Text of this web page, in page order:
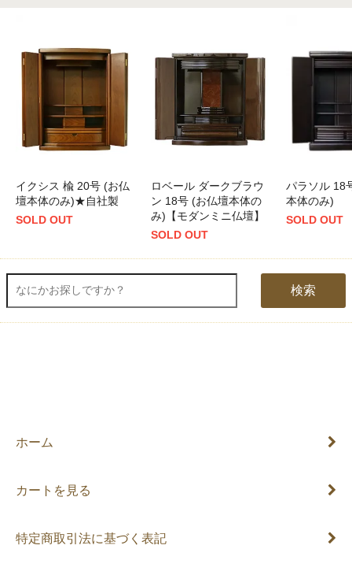
イクシス 楡 20号 (お仏
壇本体のみ)★自社製
SOLD OUT
ロベール ダークブラウ
ン 18号 (お仏壇本体の
み)【モダンミニ仏壇】
SOLD OUT
パラソル 18
本体のみ)
SOLD OUT
検索
ホーム
カートを見る
特定商取引法に基づく表記